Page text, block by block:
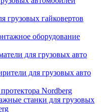
грузовых гайковертов
оборудование
для грузовых авто
для грузовых авто
Nordberg
станки для грузовых